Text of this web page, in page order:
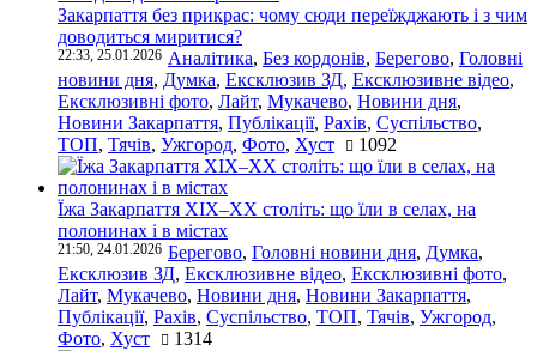
Закарпаття без прикрас: чому сюди переїжджають і з чим
доводиться миритися?
22:33, 25.01.2026 Аналітика, Без кордонів, Берегово, Головні
новини дня, Думка, Ексклюзив ЗД, Ексклюзивне відео,
Ексклюзивні фото, Лайт, Мукачево, Новини дня,
Новини Закарпаття, Публікації, Рахів, Суспільство,
ТОП, Тячів, Ужгород, Фото, Хуст 1092
Їжа Закарпаття ХІХ–ХХ століть: що їли в селах, на
полонинах і в містах
21:50, 24.01.2026 Берегово, Головні новини дня, Думка,
Ексклюзив ЗД, Ексклюзивне відео, Ексклюзивні фото,
Лайт, Мукачево, Новини дня, Новини Закарпаття,
Публікації, Рахів, Суспільство, ТОП, Тячів, Ужгород,
Фото, Хуст 1314